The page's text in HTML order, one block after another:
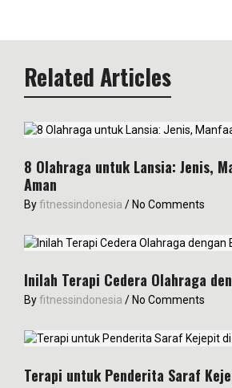
Related Articles
8 Olahraga untuk Lansia: Jenis,
Aman
Byfitnessindonesia / No Comments
Inilah Terapi Cedera Olahraga
Byfitnessindonesia / No Comments
Terapi untuk Penderita Saraf